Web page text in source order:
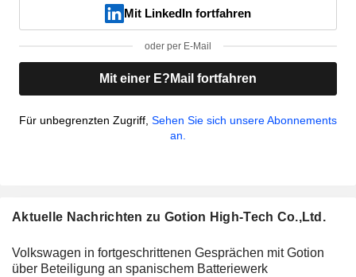
Mit LinkedIn fortfahren
oder per E-Mail
Mit einer E?Mail fortfahren
Für unbegrenzten Zugriff, Sehen Sie sich unsere Abonnements
an.
Aktuelle Nachrichten zu Gotion High-Tech Co.,Ltd.
Volkswagen in fortgeschrittenen Gesprächen mit Gotion
über Beteiligung an spanischem Batteriewerk